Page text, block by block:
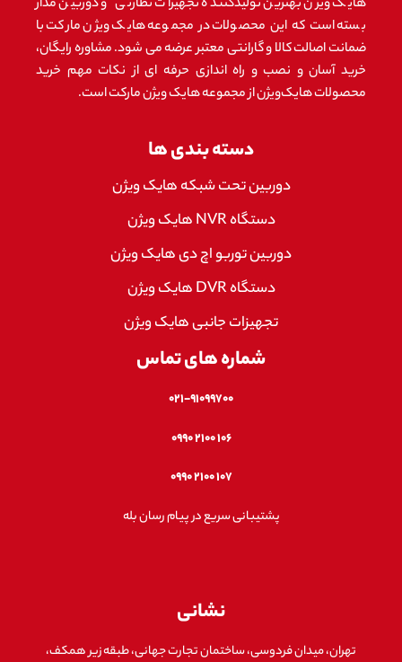
هایک ویژن بهترین تولیدکننده تجهیزات نظارتی و دوربین مدار
بسته است که این محصولات در مجموعه هایک ویژن مارکت با
ضمانت اصالت کالا و گارانتی معتبر عرضه می شود. مشاوره رایگان،
خرید آسان و نصب و راه اندازی حرفه ای از نکات مهم خرید
محصولات هایک‌ویژن از مجموعه هایک ویژن مارکت است.
دسته بندی ها
دوربین تحت شبکه هایک ویژن
دستگاه NVR هایک ویژن
دوربین توربو اچ دی هایک ویژن
دستگاه DVR هایک ویژن
تجهیزات جانبی هایک ویژن
شماره های تماس
۰۲۱-۹۱۰۹۹۷۰۰
۱۰۶ ۲۱۰۰ ۰۹۹۰
۱۰۷ ۲۱۰۰ ۰۹۹۰
پشتیبانی سریع در پیام رسان بله
نشانی
تهران، میدان فردوسی، ساختمان تجارت جهانی، طبقه زیر همکف،